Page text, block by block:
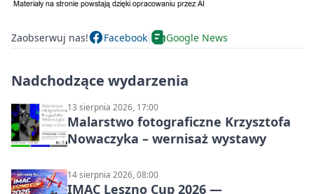
Zaobserwuj nas! Facebook Google News
Nadchodzące wydarzenia
13 sierpnia 2026, 17:00
Malarstwo fotograficzne Krzysztofa
Nowaczyka – wernisaż wystawy
14 sierpnia 2026, 08:00
IMAC Leszno Cup 2026 —